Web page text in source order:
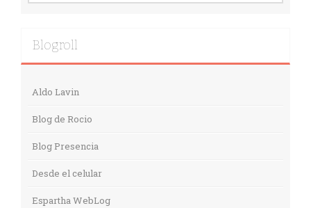
Blogroll
Aldo Lavin
Blog de Rocio
Blog Presencia
Desde el celular
Espartha WebLog